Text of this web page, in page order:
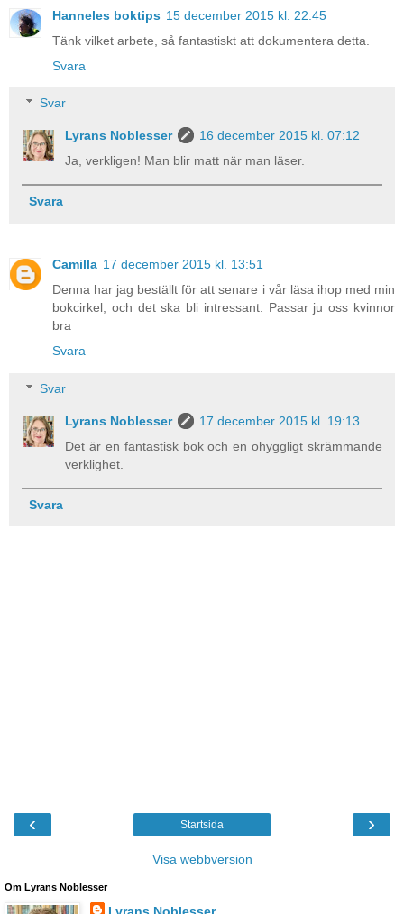
Hanneles boktips 15 december 2015 kl. 22:45
Tänk vilket arbete, så fantastiskt att dokumentera detta.
Svara
Svar
Lyrans Noblesser
16 december 2015 kl. 07:12
Ja, verkligen! Man blir matt när man läser.
Svara
Camilla 17 december 2015 kl. 13:51
Denna har jag beställt för att senare i vår läsa ihop med min
bokcirkel, och det ska bli intressant. Passar ju oss kvinnor
bra
Svara
Svar
Lyrans Noblesser
17 december 2015 kl. 19:13
Det är en fantastisk bok och en ohyggligt skrämmande
verklighet.
Svara
‹ ›
Startsida
Visa webbversion
Om Lyrans Noblesser